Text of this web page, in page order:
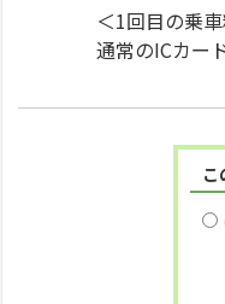
＜1回目の乗
通常のICカー